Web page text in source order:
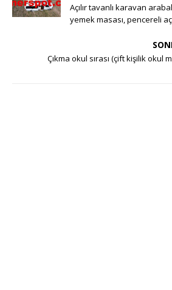
Açılır tavanlı karavan
yemek masası, pencereli
Çıkma okul sırası (çift kişilik okul